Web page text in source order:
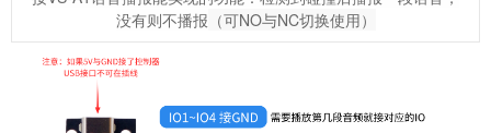
没有则不播报 （可NO与NC切换使用）